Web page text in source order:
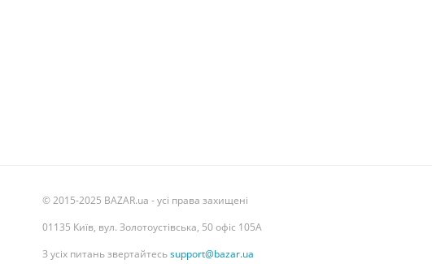
© 2015-2025 BAZAR.ua - усі права захищені
01135 Київ, вул. Золотоустівська, 50 офіс 105А
З усіх питань звертайтесьsupport@bazar.ua